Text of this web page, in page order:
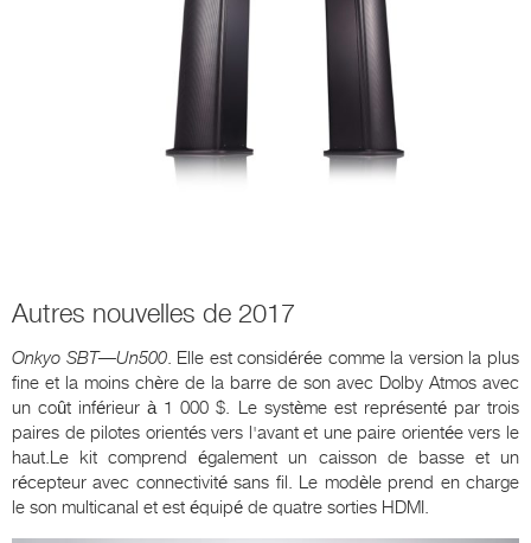
Autres nouvelles de 2017
Onkyo SBT—Un500. Elle est considérée comme la version la plus
fine et la moins chère de la barre de son avec Dolby Atmos avec
un coût inférieur à 1 000 $. Le système est représenté par trois
paires de pilotes orientés vers l'avant et une paire orientée vers le
haut.Le kit comprend également un caisson de basse et un
récepteur avec connectivité sans fil. Le modèle prend en charge
le son multicanal et est équipé de quatre sorties HDMI.